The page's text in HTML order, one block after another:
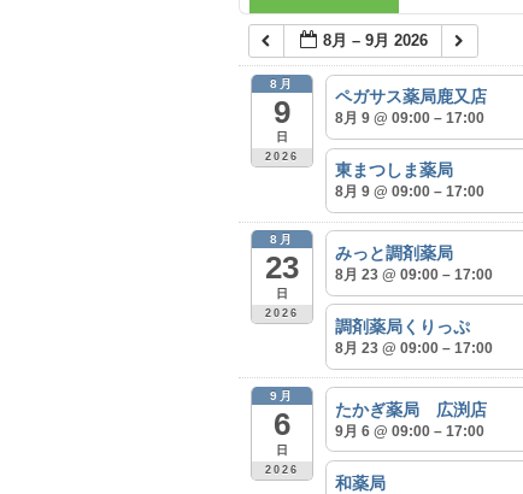
8月 – 9月 2026
8月
9
日
2026
ペガサス薬局鹿又店
8月 9 @ 09:00 – 17:00
東まつしま薬局
8月 9 @ 09:00 – 17:00
8月
23
日
2026
みっと調剤薬局
8月 23 @ 09:00 – 17:00
調剤薬局くりっぷ
8月 23 @ 09:00 – 17:00
9月
6
日
2026
たかぎ薬局 広渕店
9月 6 @ 09:00 – 17:00
和薬局